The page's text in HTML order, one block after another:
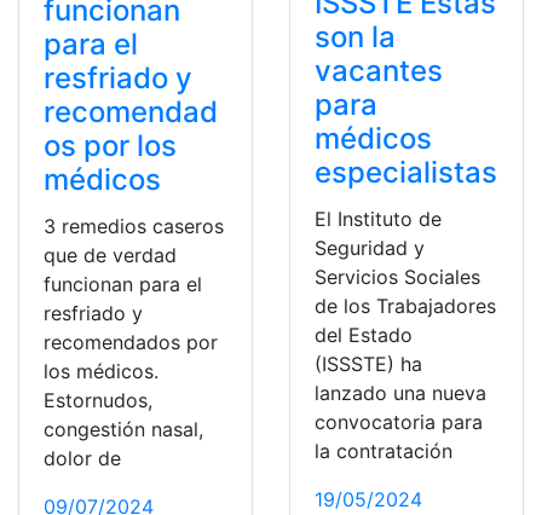
funcionan
para el
resfriado y
recomendad
os por los
médicos
3 remedios caseros
que de verdad
funcionan para el
resfriado y
recomendados por
los médicos.
Estornudos,
congestión nasal,
dolor de
09/07/2024
son la
vacantes
para
médicos
especialistas
El Instituto de
Seguridad y
Servicios Sociales
de los Trabajadores
del Estado
(ISSSTE) ha
lanzado una nueva
convocatoria para
la contratación
19/05/2024